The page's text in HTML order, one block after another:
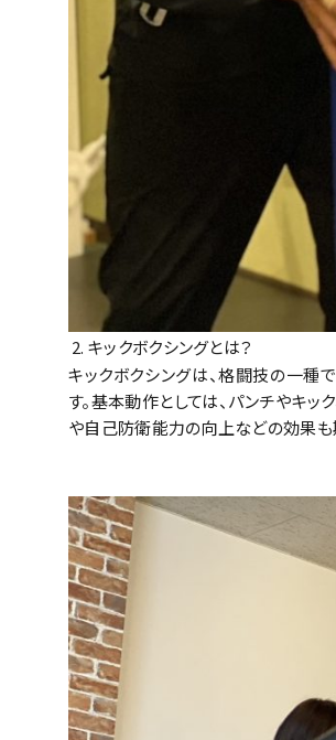
キックボクシングとは？
キックボクシングは、格闘技の一種
す。基本動作としては、パンチやキッ
や自己防衛能力の向上などの効果も